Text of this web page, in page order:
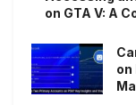
on GTA V: A
on